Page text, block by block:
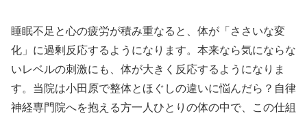
睡眠不足と心の疲労が積み重なると、体が「ささいな変
化」に過剰反応するようになります。本来なら気にならな
いレベルの刺激にも、体が大きく反応するようになりま
す。当院は小田原で整体とほぐしの違いに悩んだら？自律
神経専門院へを抱える方一人ひとりの体の中で、この仕組